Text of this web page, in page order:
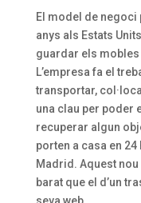
El model de negoci
anys als Estats
guardar els mobles
L’empresa fa el
transportar,
una clau per poder
recuperar algun
porten a casa en
Madrid. Aquest
barat que el d’un
seva web.